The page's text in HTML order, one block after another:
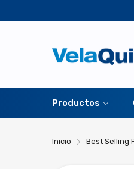
Productos
Inicio Best Selling